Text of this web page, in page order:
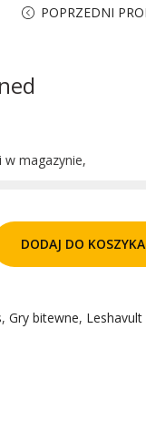
POPRZEDNI
w magazynie,
DODAJ DO KOSZYKA
, Gry bitewne,